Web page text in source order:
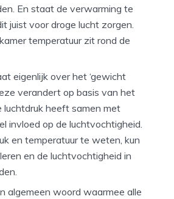
En staat de verwarming te
juist voor droge lucht zorgen.
temperatuur zit rond de
eigenlijk over het ‘gewicht
verandert op basis van het
luchtdruk heeft samen met
invloed op de luchtvochtigheid.
en temperatuur te weten, kun
en de luchtvochtigheid in
algemeen woord waarmee alle